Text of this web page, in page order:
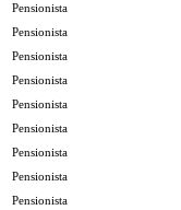
Pensionista
Pensionista
Pensionista
Pensionista
Pensionista
Pensionista
Pensionista
Pensionista
Pensionista